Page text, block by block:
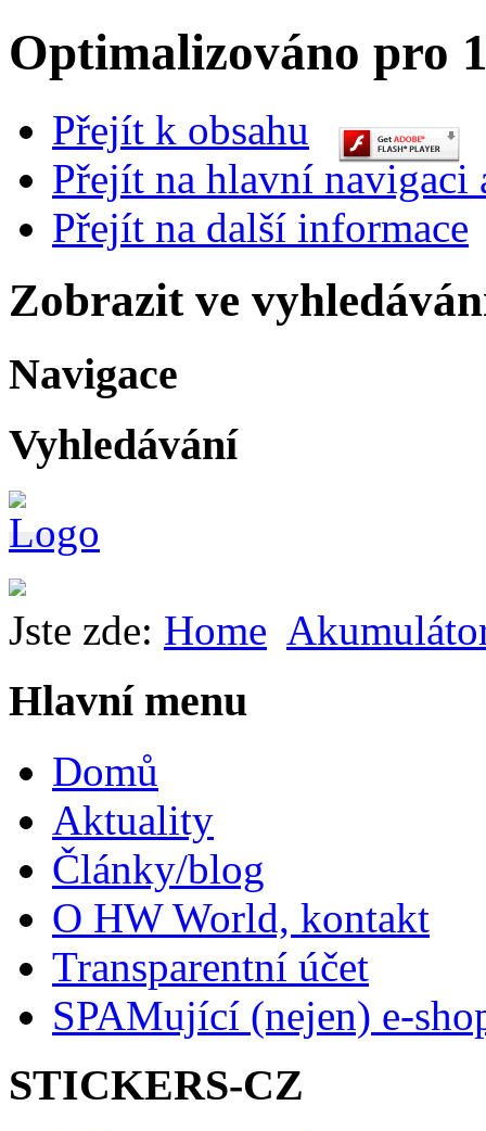
Optimalizováno pro
Přejít k obsahu
Přejít na hlavní navigaci
Přejít na další informace
Zobrazit ve
Navigace
Vyhledávání
Jste zde: Home
Hlavní menu
Domů
Aktuality
Články/blog
O HW World, kontakt
Transparentní účet
SPAMující (nejen) e-
STICKERS-CZ